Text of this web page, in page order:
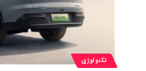
تکنولوژی